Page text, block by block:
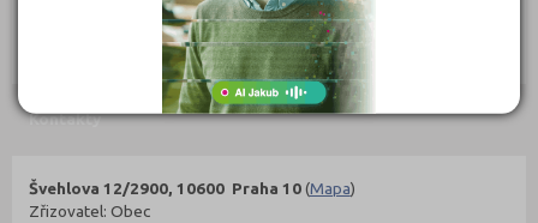
299 Kč
Objednat
Kontakty
Švehlova 12/2900, 10600 Praha 10(Mapa)
Zřizovatel: Obec